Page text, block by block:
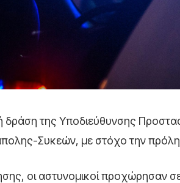
δράση της Υποδιεύθυνσης
Συκεών, με στόχο την
οι αστυνομικοί προχώρησαν